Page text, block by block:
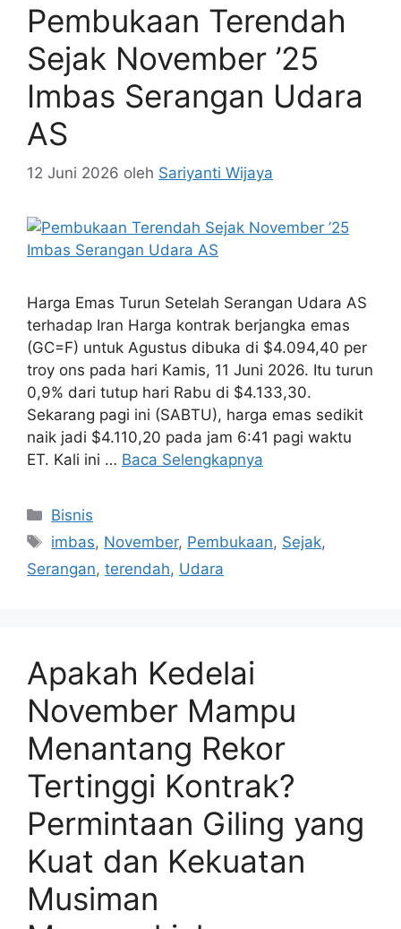
Pembukaan Terendah
Sejak November ’25
Imbas Serangan Udara
AS
12 Juni 2026 oleh Sariyanti Wijaya
Harga Emas Turun Setelah Serangan Udara AS
terhadap Iran Harga kontrak berjangka emas
(GC=F) untuk Agustus dibuka di $4.094,40 per
troy ons pada hari Kamis, 11 Juni 2026. Itu turun
0,9% dari tutup hari Rabu di $4.133,30.
Sekarang pagi ini (SABTU), harga emas sedikit
naik jadi $4.110,20 pada jam 6:41 pagi waktu
ET. Kali ini … Baca Selengkapnya
Kategori
Bisnis
Tag
imbas, November, Pembukaan, Sejak,
Serangan, terendah, Udara
Apakah Kedelai
November Mampu
Menantang Rekor
Tertinggi Kontrak?
Permintaan Giling yang
Kuat dan Kekuatan
Musiman